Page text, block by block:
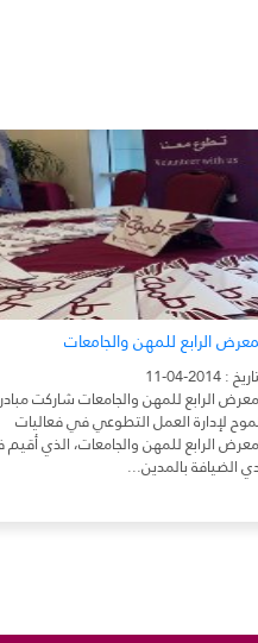
الرابع للمهن والجامعات
: 2014-04-11
الرابع للمهن والجامعات شاركت
لإدارة العمل التطوعي في فعاليات
الرابع للمهن والجامعات، الذي
الضيافة بالمدين...